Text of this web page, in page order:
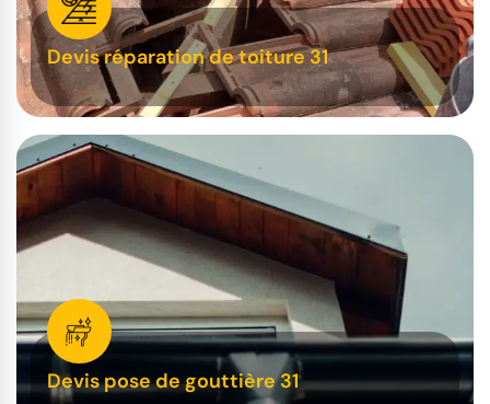
Devis réparation de toiture 31
Devis pose de gouttière 31